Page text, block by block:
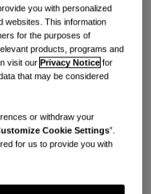
você merece.
sua pele fica com
uma erupção cutânea,
três tipos comuns:
you with personalized
websites. This information
for the purposes of
products, programs and
visit ourPrivacy Notice for
that may be considered
or withdraw your
Cookie Settings”.
for us to provide you with